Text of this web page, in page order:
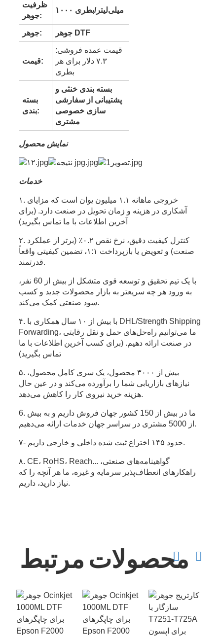
ظرفیت
جوهر:
۱۰۰۰ میلی‌لیتر/بطری
جوهر: جوهر DTF
قیمت:
قیمت عمده فروشی:
۷.۳ دلار برای هر
بطری
بسته
بندی:
بسته بندی خنثی و
پشتیبانی از سفارشی
سازی خصوصی
مشتری
نمایش محصول
خدمات
۱. خروجی ماهانه ۱.۱ میلیون یوان است که مزایای
آشکاری در هزینه و زمان تحویل در صنعت دارد. (برای
آخرین اطلاعات با ما تماس بگیرید)
۲. کنترل کیفیت دقیق، نرخ نقص ۰.۲٪ (برتر از عملکرد
صنعت) و تعویض یا بازپرداخت ۱:۱، تضمین کیفیتی واقعاً
قدرتمند.
با یک تیم تحقیق و توسعه قوی متشکل از بیش از 60 نفر،
به ورود هر چه سریعتر به بازار محصولات جدید و کسب
سود صنعتی کمک می‌کند.
۴. با بیش از ۱۰ سال همکاری با DHL/Strength Shipping
Forwarding، ما می‌توانیم راه‌حل‌های حمل و نقل رقابتی
در صنعت ارائه دهیم. (برای کسب آخرین اطلاعات با ما
تماس بگیرید)
۵. بیش از ۳۰۰۰ محصول، یک سری کامل محصول،
نیازهای بازاریابی شما را برآورده می‌کند و در عین حال
هزینه خرید نیروی کار را کاهش می‌دهد.
6. ما در بیش از 150 کشور جهان فروش داریم و به بیش
از 5000 مشتری در سراسر جهان خدمات ارائه می‌دهیم.
۷- حدود ۱۴۵ اختراع ثبت شده داخلی و خارجی داریم.
۸. CE، RoHS، Reach... گواهینامه‌های صنعتی،
راهکارهای انعطاف‌پذیر سرمایه و غیره، ما هر آنچه را که
نیاز دارید، داریم.
محصولات مرتبط